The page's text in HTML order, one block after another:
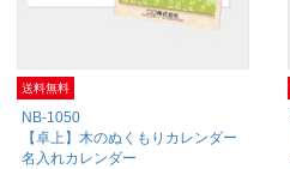
送料無料
NB-1050
【卓上】木のぬくもりカレンダー
名入れカレンダー